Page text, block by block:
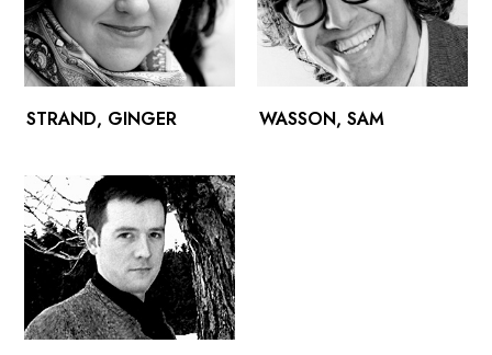
STRAND, GINGER WASSON, SAM